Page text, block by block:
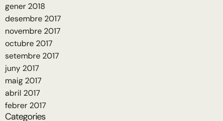
gener 2018
desembre 2017
novembre 2017
octubre 2017
setembre 2017
juny 2017
maig 2017
abril 2017
febrer 2017
Categories